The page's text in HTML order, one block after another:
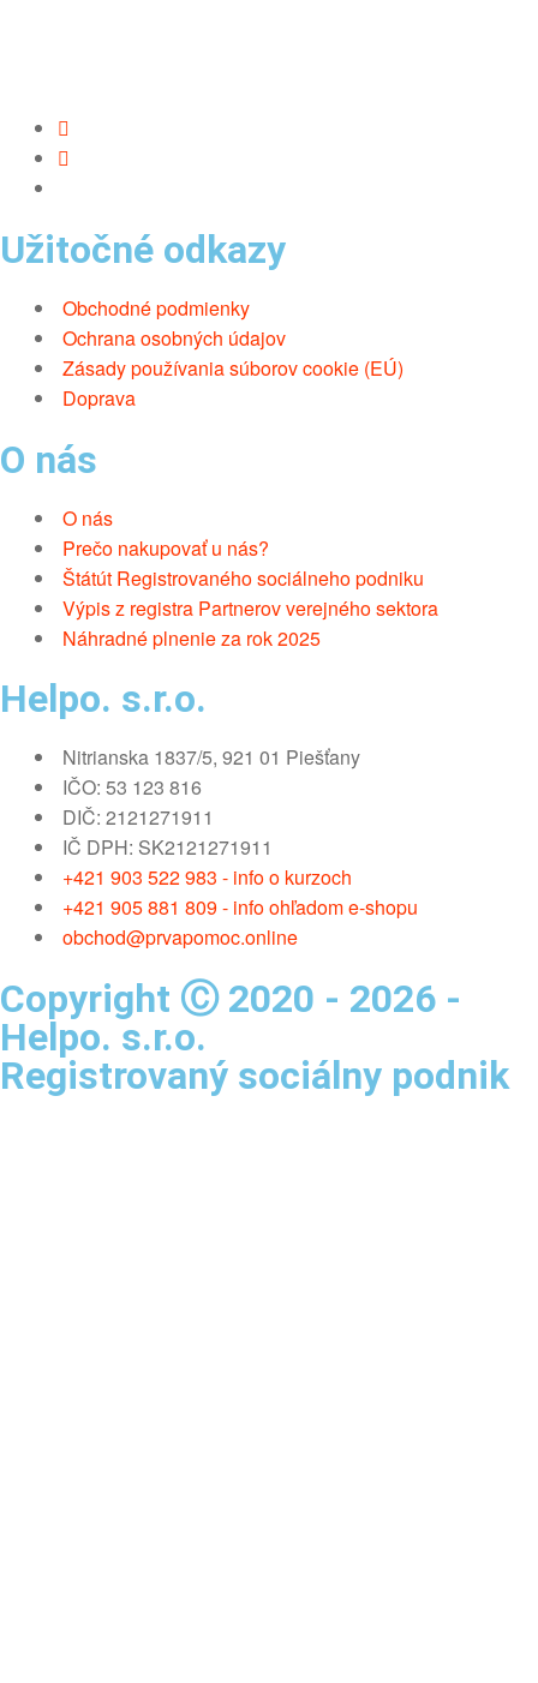
Užitočné odkazy
Obchodné podmienky
Ochrana osobných údajov
Zásady používania súborov cookie (EÚ)
Doprava
O nás
O nás
Prečo nakupovať u nás?
Štátút Registrovaného sociálneho podniku
Výpis z registra Partnerov verejného sektora
Náhradné plnenie za rok 2025
Helpo. s.r.o.
Nitrianska 1837/5, 921 01 Piešťany
IČO: 53 123 816
DIČ: 2121271911
IČ DPH: SK2121271911
+421 903 522 983 - info o kurzoch
+421 905 881 809 - info ohľadom e-shopu
obchod@prvapomoc.online
Copyright Ⓒ 2020 - 2026 -
Helpo. s.r.o.
Registrovaný sociálny podnik